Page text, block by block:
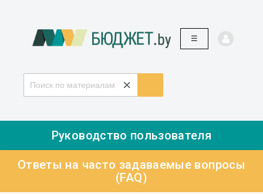
☰
Руководство пользователя
Ответы на часто задаваемые вопросы
(FAQ)